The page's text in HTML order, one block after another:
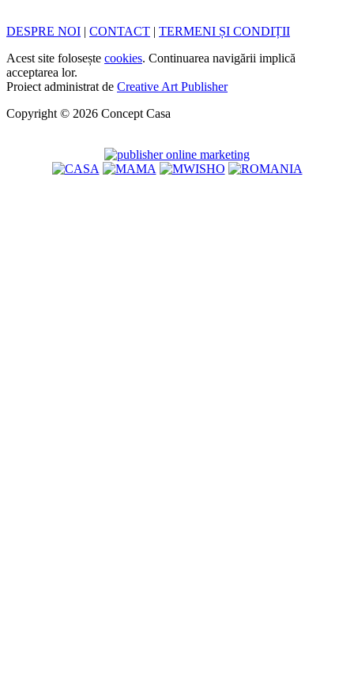
DESPRE NOI | CONTACT | TERMENI ȘI CONDIȚII
Acest site folosește cookies. Continuarea navigării implică
acceptarea lor.
Proiect administrat de Creative Art Publisher
Copyright © 2026 Concept Casa